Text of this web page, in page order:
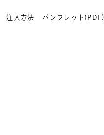
注入方法 パンフレット(PDF)